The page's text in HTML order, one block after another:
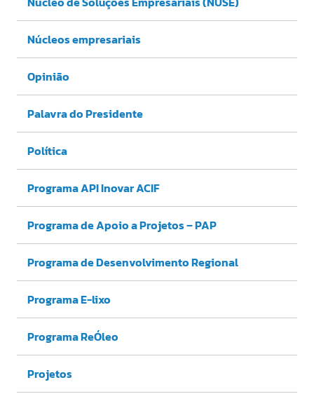
Núcleos empresariais
Opinião
Palavra do Presidente
Política
Programa API Inovar ACIF
Programa de Apoio a Projetos – PAP
Programa de Desenvolvimento Regional
Programa E-lixo
Programa ReÓleo
Projetos